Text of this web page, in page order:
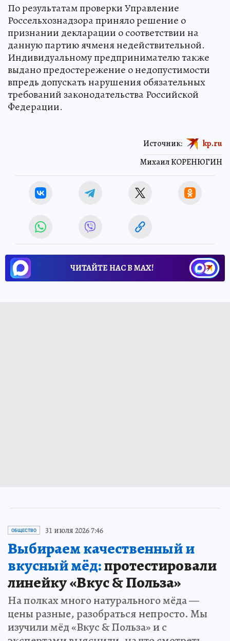
По результатам проверки Управление
Россельхознадзора приняло решение о
признании декларации о соответствии на
данную партию ячменя недействительной.
Индивидуальному предпринимателю также
выдано предостережение о недопустимости
впредь допускать нарушения обязательных
требований законодательства Российской
Федерации.
Михаил КОРЕНЮГИН
Источник: kp.ru
ЧИТАЙТЕ НАС В МАХ!
ОБЩЕСТВО 31 июля 2026 7:46
Выбираем качественный и
вкусный мёд:протестировали
линейку «Вкус & Польза»
На полках много натурального мёда —
цены разные, разобраться непросто. Мы
изучили мёд «Вкус & Польза» и с